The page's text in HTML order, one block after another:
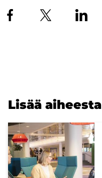
Lisää ai­hees­ta